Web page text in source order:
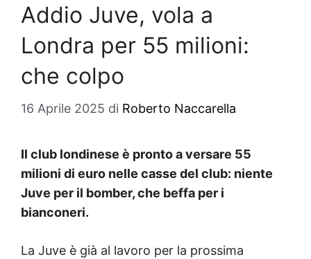
Addio Juve, vola a
Londra per 55 milioni:
che colpo
16 Aprile 2025 di Roberto Naccarella
Il club londinese è pronto a versare 55
milioni di euro nelle casse del club: niente
Juve per il bomber, che beffa per i
bianconeri.
La Juve è già al lavoro per la prossima